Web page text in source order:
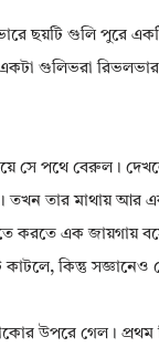
ছয়টি গুলি পুরে
গুলিভরা
সে পথে বেরুল।
তখন তার মাথায় আর
করতে এক জায়গায়
কিন্তু সজ্ঞানেও
উপরে গেল। প্রথম